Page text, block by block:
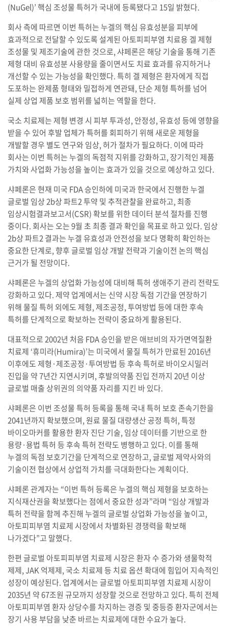
(NuGel)’ 핵심 조성물 특허가 국내에 등록됐다고 15일 밝혔다.
회사 측에 따르면 이번 특허는 누겔의 핵심 유효성분을 피부에
효과적으로 전달할 수 있도록 설계된 아토피피부염 치료용 겔 제형
조성물 및 제조기술에 관한 것으로, 샤페론은 해당 기술을 통해 기존
제형 대비 유효성분 사용량을 줄이면서도 치료 효과를 유지하거나
개선할 수 있는 가능성을 확인했다. 특히 겔 제형은 환자에게 직접
도포하는 완제품 형태와 밀접하게 연관돼, 단순 제형 특허를 넘어
실제 상업 제품 보호 범위를 넓히는 역할을 한다.
국소 치료제는 제형 변경 시 피부 투과성, 안정성, 유효성 등에 영향을
받을 수 있어 후발 업체가 특허를 회피하기 위해 새로운 제형을
개발할 경우 별도 연구와 임상, 허가 절차가 필요하다. 이에 따라
회사는 이번 특허는 누겔의 독점적 지위를 강화하고, 장기적인 제품
가치와 사업화 가능성을 높이는 효과가 있을 것으로 예상하고 있다.
샤페론은 현재 미국 FDA 승인하에 미국과 한국에서 진행한 누겔
글로벌 임상 2b상 파트2 투약 및 추적관찰을 완료하고, 최종
임상시험결과보고서(CSR) 확보를 위한 데이터 분석 절차를 진행
중이다. 회사는 오는 9월 초 최종 결과 확인을 목표로 하고 있다. 임상
2b상 파트2 결과는 누겔 유효성과 안전성을 보다 명확히 확인하는
중요한 단계로, 향후 글로벌 임상 개발 전략과 기술이전 논의 핵심
근거가 될 전망이다.
샤페론은 누겔의 상업화 가능성에 대비해 특허 생애주기 관리 전략도
강화하고 있다. 제약 업계에서는 신약 시장 독점 기간을 연장하기
위해 물질 특허 외에도 제형, 제조공정, 투여방법 등에 대한 후속
특허를 단계적으로 확보하는 전략이 중요하게 활용된다.
대표적으로 2002년 처음 FDA 승인을 받은 애브비의 자가면역질환
치료제 ‘휴미라(Humira)’는 미국에서 물질 특허가 만료된 2016년
이후에도 제형·제조공정·투여방법 등 후속 특허로 바이오시밀러
진입을 약 7년간 지연시키며, 후발의약품 진입 전까지 20년 이상
글로벌 매출 상위권의 의약품 자리를 지킨 바 있다.
샤페론은 이번 조성물 특허 등록을 통해 국내 특허 보호 존속기한을
2041년까지 확보했으며, 원료 물질 대량생산 공정 특허, 특정
바이오마커를 활용한 환자 진단 기술, 임상 데이터를 기반으로 한
용량·용법 특허 등 후속 특허 전략도 병행하고 있다. 이를 통해
누겔의 독점 보호기간을 단계적으로 연장하고, 글로벌 제약사와의
기술이전 협상에서 상업적 가치를 극대화한다는 계획이다.
샤페론 관계자는 “이번 특허 등록은 누겔의 핵심 제형을 보호하는
지식재산권을 확보했다는 점에서 중요한 성과”라며 “임상 개발과
특허 전략을 함께 추진해 누겔의 글로벌 상업화 가능성을 높이고,
아토피피부염 치료제 시장에서 차별화된 경쟁력을 확보해
나가겠다”고 말했다.
한편 글로벌 아토피피부염 치료제 시장은 환자 수 증가와 생물학적
제제, JAK 억제제, 국소 치료제 등 치료 옵션 확대에 힘입어 지속적인
성장이 예상된다. 업계에서는 글로벌 아토피피부염 치료제 시장이
2035년 약 67조원 규모까지 성장할 것으로 전망하고 있다. 특히 전체
아토피피부염 환자 상당수를 차지하는 경증 및 중등증 환자군에서는
장기 사용 부담을 낮춘 바르는 치료제에 대한 수요가 높다.